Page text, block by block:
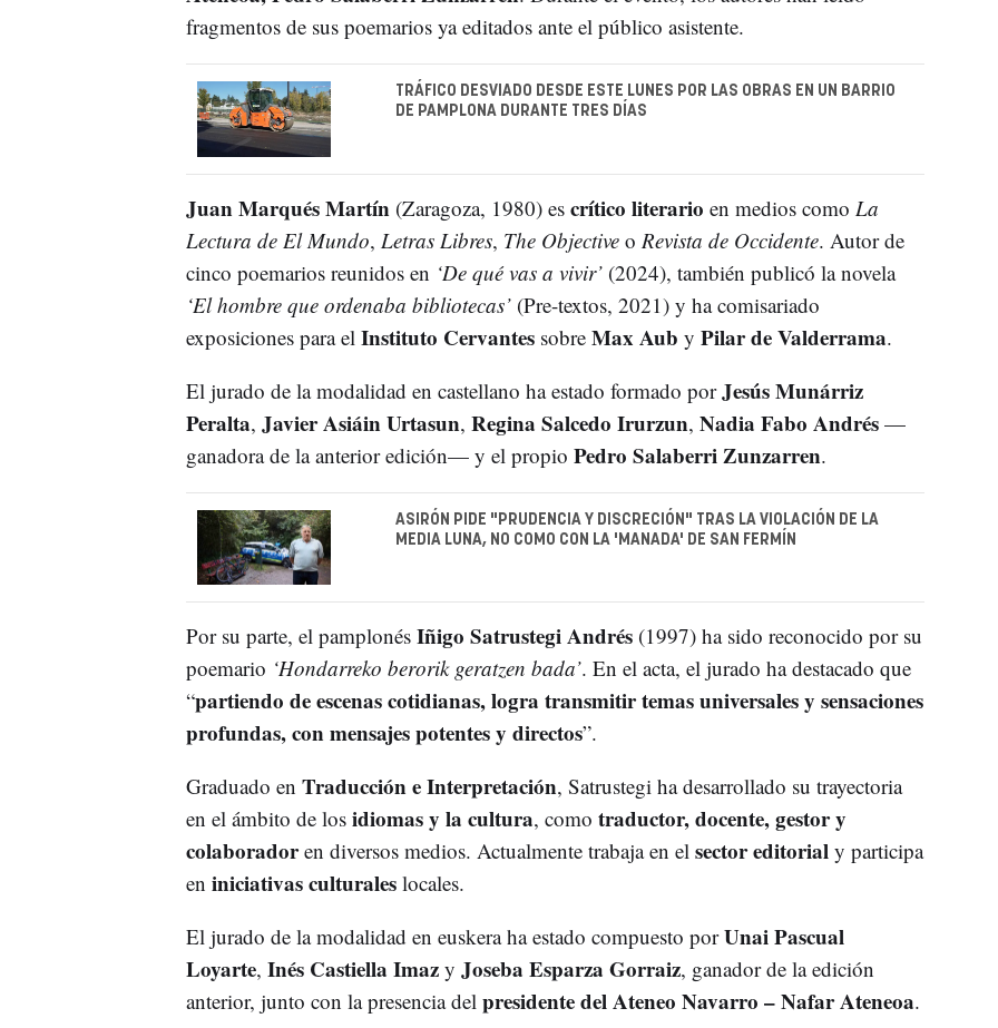
fragmentos de sus poemarios ya editados ante el público asistente.
TRÁFICO DESVIADO DESDE ESTE LUNES POR LAS OBRAS EN UN BARRIO
DE PAMPLONA DURANTE TRES DÍAS
Juan Marqués Martín (Zaragoza, 1980) es crítico literario en medios como La
Lectura de El Mundo, Letras Libres, The Objectiveo Revista de Occidente. Autor de
cinco poemarios reunidos en ‘De qué vas a vivir’(2024), también publicó la novela
‘El hombre que ordenaba bibliotecas’(Pre-textos, 2021) y ha comisariado
exposiciones para el Instituto Cervantessobre Max Aub y Pilar de Valderrama.
El jurado de la modalidad en castellano ha estado formado porJesús Munárriz
Peralta, Javier Asiáin Urtasun, Regina Salcedo Irurzun, Nadia Fabo Andrés—
ganadora de la anterior edición— y el propio Pedro Salaberri Zunzarren.
ASIRÓN PIDE "PRUDENCIA Y DISCRECIÓN" TRAS LA VIOLACIÓN DE LA
MEDIA LUNA, NO COMO CON LA 'MANADA' DE SAN FERMÍN
Por su parte, el pamplonés Iñigo Satrustegi Andrés(1997) ha sido reconocido por su
poemario ‘Hondarreko berorik geratzen bada’. En el acta, el jurado ha destacado que
“partiendo de escenas cotidianas, logra transmitir temas universales y sensaciones
profundas, con mensajes potentes y directos”.
Graduado en Traducción e Interpretación, Satrustegi ha desarrollado su trayectoria
en el ámbito de los idiomas y la cultura, como traductor, docente, gestor y
colaboradoren diversos medios. Actualmente trabaja en el sector editorialy participa
en iniciativas culturaleslocales.
El jurado de la modalidad en euskera ha estado compuesto porUnai Pascual
Loyarte, Inés Castiella Imazy Joseba Esparza Gorraiz, ganador de la edición
anterior, junto con la presencia del presidente del Ateneo Navarro – Nafar Ateneoa.